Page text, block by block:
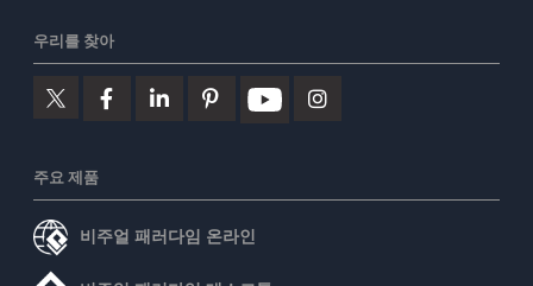
우리를 찾아
주요 제품
비주얼 패러다임 온라인